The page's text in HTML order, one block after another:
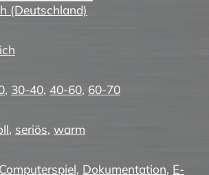
(Deutschland)
, 30-40, 40-60, 60-70
, seriös, warm
Computerspiel, Dokumentation, E-